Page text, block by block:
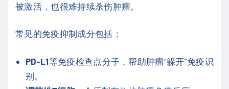
被激活，也很难持续杀伤肿瘤。
常见的免疫抑制成分包括：
PD-L1等免疫检查点分子，帮助肿瘤“躲开”免疫识
别。